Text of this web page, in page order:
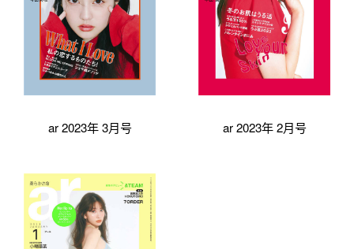
ar 2023年 3月号 ar 2023年 2月号